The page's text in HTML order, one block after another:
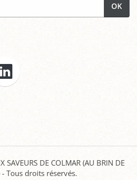
OK
SAVEURS DE COLMAR (AU BRIN DE
- Tous droits réservés.